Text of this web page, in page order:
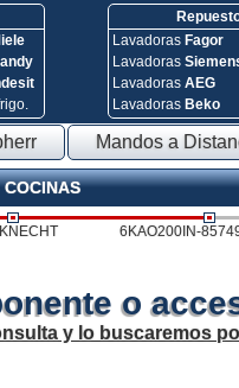
Lavadoras Fagor
Lavadoras
Lavadoras AEG
Lavadoras Beko
Mandos a
6KAO200IN-
o
y lo buscaremos